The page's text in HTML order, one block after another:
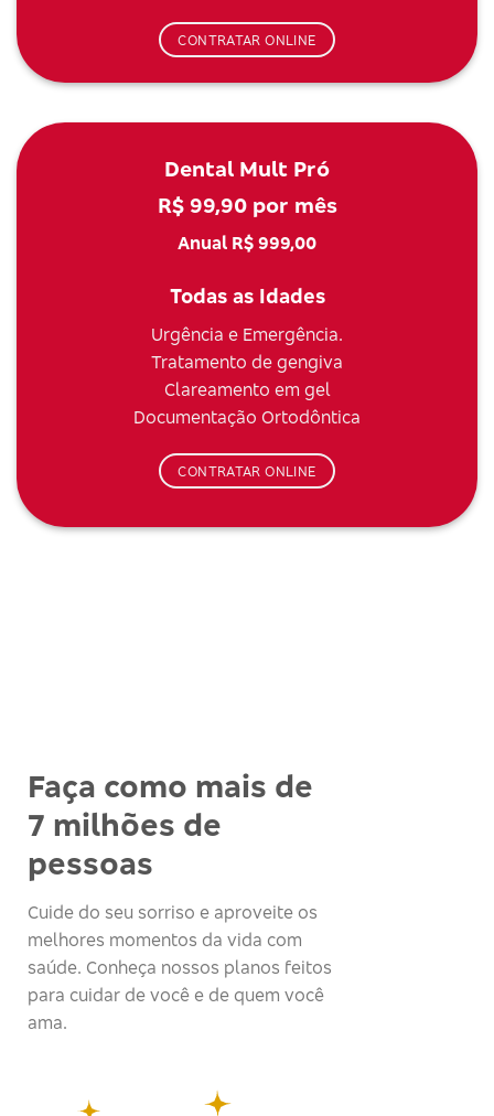
CONTRATAR ONLINE
Dental Mult Pró
R$ 99,90 por mês
Anual R$ 999,00
Todas as Idades
Urgência e Emergência.
Tratamento de gengiva
Clareamento em gel
Documentação Ortodôntica
CONTRATAR ONLINE
Faça como mais de
7 milhões de
pessoas
Cuide do seu sorriso e aproveite os
melhores momentos da vida com
saúde. Conheça nossos planos feitos
para cuidar de você e de quem você
ama.